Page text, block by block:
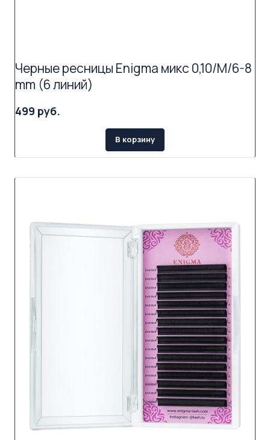
Черные ресницы Enigma микс 0,10/M/6-8
mm (6 линий)
499 руб.
В корзину